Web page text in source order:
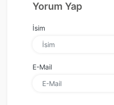
Yorum Yap
İsim
E-Mail